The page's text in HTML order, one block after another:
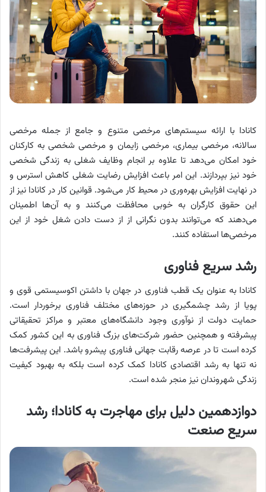
کانادا با ارائه سیستم‌های مرخصی متنوع و جامع از جمله مرخصی
سالانه، مرخصی بیماری، مرخصی زایمان و مرخصی شخصی به کارکنان
خود امکان می‌دهد تا علاوه بر انجام وظایف شغلی به زندگی شخصی
خود نیز بپردازند. این امر باعث افزایش رضایت شغلی کاهش استرس و
در نهایت افزایش بهره‌وری در محیط کار می‌شود. قوانین کار در کانادا نیز از
این حقوق کارگران به خوبی محافظت می‌کنند و به آن‌ها اطمینان
می‌دهند که می‌توانند بدون نگرانی از از دست دادن شغل خود از این
مرخصی‌ها استفاده کنند.
رشد سریع فناوری
کانادا به عنوان یک قطب فناوری در جهان با داشتن اکوسیستمی قوی و
پویا از رشد چشمگیری در حوزه‌های مختلف فناوری برخوردار است.
حمایت دولت از نوآوری وجود دانشگاه‌های معتبر و مراکز تحقیقاتی
پیشرفته و همچنین حضور شرکت‌های بزرگ فناوری به این کشور کمک
کرده است تا در عرصه رقابت جهانی فناوری پیشرو باشد. این پیشرفت‌ها
نه تنها به رشد اقتصادی کانادا کمک کرده است بلکه به بهبود کیفیت
زندگی شهروندان نیز منجر شده است.
دوازدهمین دلیل برای مهاجرت به کانادا؛ رشد
سریع صنعت